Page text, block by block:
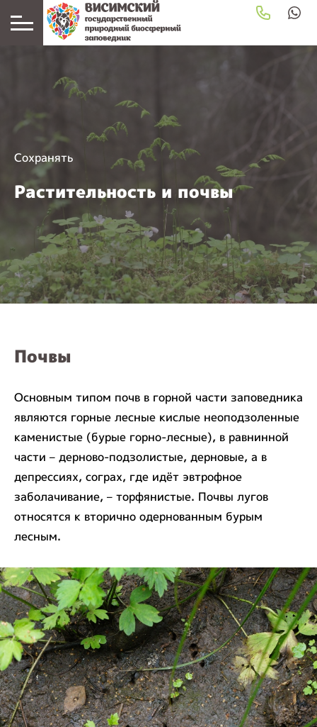
Сохранять
Растительность и почвы
Почвы
Основным типом почв в горной части заповедника
являются горные лесные кислые неоподзоленные
каменистые (бурые горно-лесные), в равнинной
части – дерново-подзолистые, дерновые, а в
депрессиях, сограх, где идёт эвтрофное
заболачивание, – торфянистые. Почвы лугов
относятся к вторично одернованным бурым
лесным.